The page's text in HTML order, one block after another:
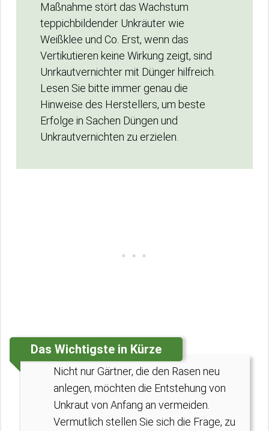
Maßnahme stört das Wachstum
teppichbildender Unkräuter wie
Weißklee und Co. Erst, wenn das
Vertikutieren keine Wirkung zeigt, sind
Unrkautvernichter mit Dünger hilfreich.
Lesen Sie bitte immer genau die
Hinweise des Herstellers, um beste
Erfolge in Sachen Düngen und
Unkrautvernichten zu erzielen.
Das Wichtigste in Kürze
Nicht nur Gärtner, die den Rasen neu
anlegen, möchten die Entstehung von
Unkraut von Anfang an vermeiden.
Vermutlich stellen Sie sich die Frage, zu